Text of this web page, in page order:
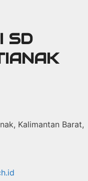
SD
Kalimantan Barat,